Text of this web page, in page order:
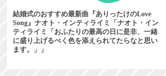
結婚式のおすすめ最新曲『ありったけのLove
Song』ナオト・インティライミ「ナオト・イン
ティライミ「おふたりの最高の日に是非、一緒
に盛り上げるべく色を添えられてたらなと思い
ます。」」